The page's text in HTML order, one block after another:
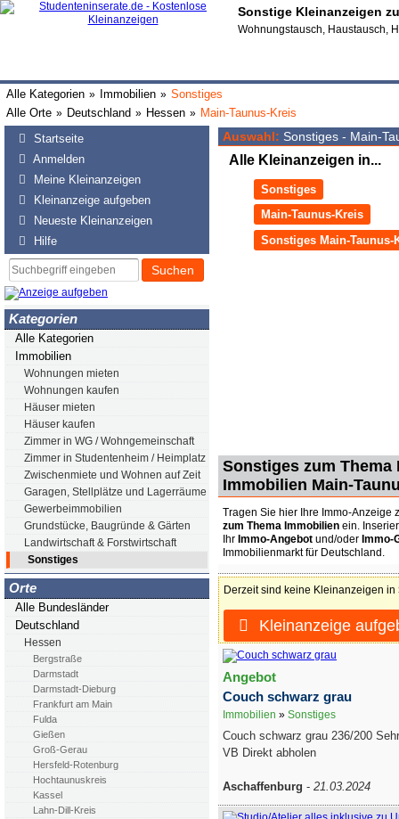
Sonstige Kleinanzeigen
Wohnungstausch, Haustausch,
Alle Kategorien » Immobilien » Sonstiges
Alle Orte » Deutschland » Hessen » Main-Taunus-Kreis
Startseite
Anmelden
Meine Kleinanzeigen
Kleinanzeige aufgeben
Neueste Kleinanzeigen
Hilfe
Suchen
Kategorien
Alle Kategorien
Immobilien
Wohnungen mieten
Wohnungen kaufen
Häuser mieten
Häuser kaufen
Zimmer in WG / Wohngemeinschaft
Zimmer in Studentenheim / Heimplatz
Zwischenmiete und Wohnen auf Zeit
Garagen, Stellplätze und Lagerräume
Gewerbeimmobilien
Grundstücke, Baugründe & Gärten
Landwirtschaft & Forstwirtschaft
Sonstiges
Orte
Alle Bundesländer
Deutschland
Hessen
Bergstraße
Darmstadt
Darmstadt-Dieburg
Frankfurt am Main
Fulda
Gießen
Groß-Gerau
Hersfeld-Rotenburg
Hochtaunuskreis
Kassel
Lahn-Dill-Kreis
Auswahl: Sonstiges - Main-
Alle Kleinanzeigen in...
Sonstiges
Main-Taunus-Kreis
Sonstiges Main-Taunus-
Sonstiges zum Thema
Immobilien Main-
Tragen Sie hier Ihre Immo-Anzeige
zum Thema Immobilien ein.
Ihr Immo-Angebot und/oder Immo-
Immobilienmarkt für Deutschland.
Derzeit sind keine Kleinanzeigen in
Kleinanzeige
Angebot
Couch schwarz grau
Immobilien » Sonstiges
Couch schwarz grau 236/200
VB Direkt abholen
Aschaffenburg - 21.03.2024